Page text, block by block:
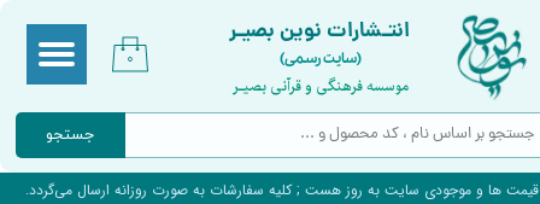
جستجو
۰
انتـشارات نوین بصیـر
موسسه فرهنگی و قرآنی بصیـر
(سایت رسمی)
قیمت ها و موجودی سایت به روز هست ; کلیه سفارشات به صورت روزانه ارسال می‌گردد.